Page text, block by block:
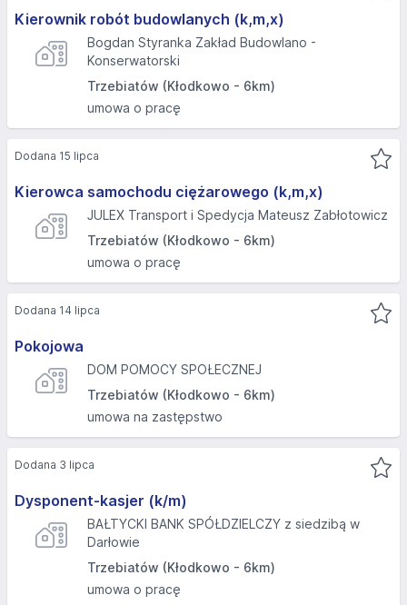
Kierownik robót budowlanych (k,m,x)
Bogdan Styranka Zakład Budowlano -
Konserwatorski
Trzebiatów (Kłodkowo - 6km)
umowa o pracę
Kierowca samochodu ciężarowego (k,m,x)
JULEX Transport i Spedycja Mateusz Zabłotowicz
Trzebiatów (Kłodkowo - 6km)
umowa o pracę
Dodana 15 lipca
Pokojowa
DOM POMOCY SPOŁECZNEJ
Trzebiatów (Kłodkowo - 6km)
umowa na zastępstwo
Dodana 14 lipca
Dysponent-kasjer (k/m)
BAŁTYCKI BANK SPÓŁDZIELCZY z siedzibą w
Darłowie
Trzebiatów (Kłodkowo - 6km)
umowa o pracę
Dodana 3 lipca